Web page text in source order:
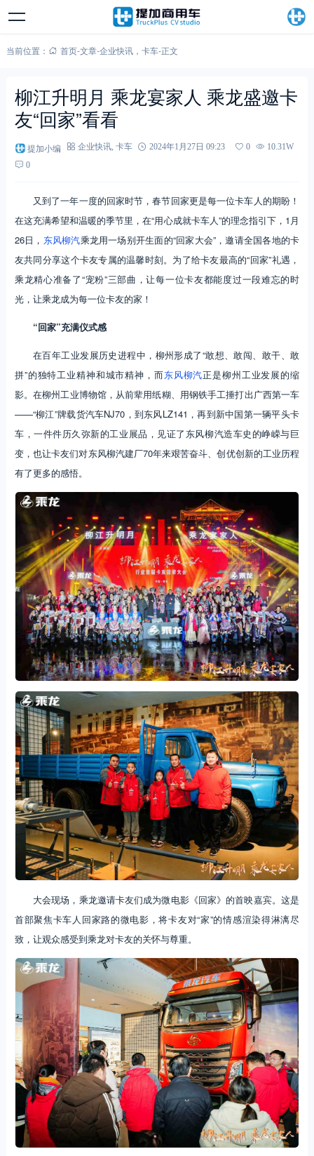
当前位置： 首页-文章-企业快讯， 卡车-正文
柳江升明月 乘龙宴家人 乘龙盛邀卡
友“回家”看看
提加小编 企业快讯, 卡车 2024年1月27日 09:23 0
10.31W
0
又到了一年一度的回家时节，春节回家更是每一位卡车人的期盼！
在这充满希望和温暖的季节里，在“用心成就卡车人”的理念指引下，1月
26日， 东风柳汽乘龙用一场别开生面的“回家大会”，邀请全国各地的卡
友共同分享这个卡友专属的温馨时刻。为了给卡友最高的“回家”礼遇，
乘龙精心准备了“宠粉”三部曲，让每一位卡友都能度过一段难忘的时
光，让乘龙成为每一位卡友的家！
“回家”充满仪式感
在百年工业发展历史进程中，柳州形成了“敢想、敢闯、敢干、敢
拼”的独特工业精神和城市精神，而东风柳汽正是柳州工业发展的缩
影。在柳州工业博物馆，从前辈用纸糊、用钢铁手工捶打出广西第一车
——“柳江”牌载货汽车NJ70，到东风LZ141，再到新中国第一辆平头卡
车，一件件历久弥新的工业展品，见证了东风柳汽造车史的峥嵘与巨
变，也让卡友们对东风柳汽建厂70年来艰苦奋斗、创优创新的工业历程
有了更多的感悟。
大会现场，乘龙邀请卡友们成为微电影《回家》的首映嘉宾。这是
首部聚焦卡车人回家路的微电影，将卡友对“家”的情感渲染得淋漓尽
致，让观众感受到乘龙对卡友的关怀与尊重。